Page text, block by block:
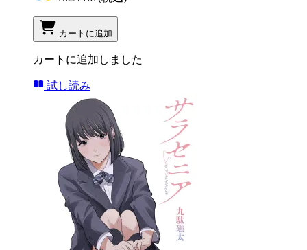
カートに追加
カートに追加しました
試し読み